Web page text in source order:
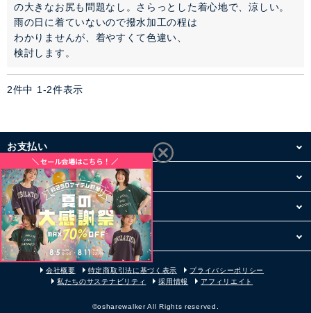
の大きなお尻も問題なし。さらっとした着心地で、涼しい。
雨の日に着ていないので撥水加工の程は
わかりませんが、着やすくて色違い、
検討します。
2件中 1 -2件表示
お支払い
配送・送料
お買い物について
その他
会社概要 特定商取引法に基づく表示
プライバシーポリシー
私たちのサステナビリティ
採用情報 アフィリエイト
©osharewalker All Rights reserved.